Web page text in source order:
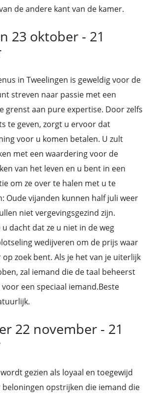
de andere kant van de kamer.
23 oktober - 21
in Tweelingen is geweldig voor de
streven naar passie met een
grenst aan pure expertise. Door zelfs
te geven, zorgt u ervoor dat
voor u komen betalen. U zult
met een waardering voor de
van het leven en u bent in een
om ze over te halen met u te
Oude vijanden kunnen half juli weer
niet vergevingsgezind zijn.
u dacht dat ze u niet in de weg
wedijveren om de prijs waar
zoek bent. Als je het van je uiterlijk
zal iemand die de taal beheerst
een speciaal iemand.Beste
22 november - 21
gezien als loyaal en toegewijd
beloningen opstrijken die iemand die